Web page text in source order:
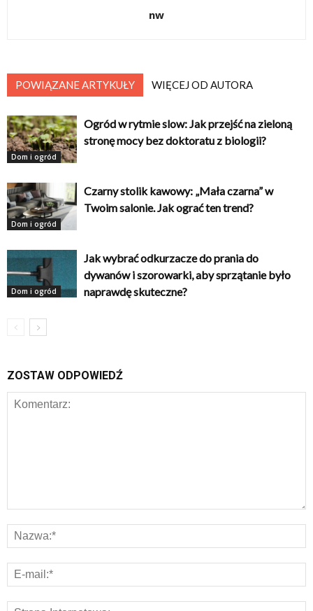
nw
POWIĄZANE ARTYKUŁY WIĘCEJ OD AUTORA
Dom i ogród
Ogród w rytmie slow: Jak przejść na zieloną
stronę mocy bez doktoratu z biologii?
Dom i ogród
Czarny stolik kawowy: „Mała czarna” w
Twoim salonie. Jak ograć ten trend?
Dom i ogród
Jak wybrać odkurzacze do prania do
dywanów i szorowarki, aby sprzątanie było
naprawdę skuteczne?
ZOSTAW ODPOWIEDŹ